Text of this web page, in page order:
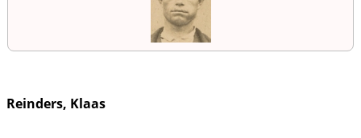
Reinders, Klaas